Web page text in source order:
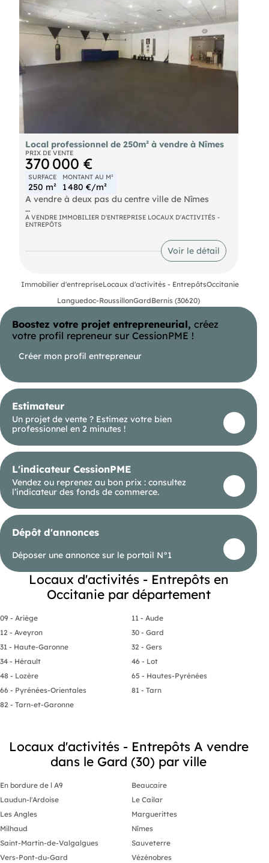
Local professionnel de 250m² à vendre à Nîmes
PRIX DE VENTE
370 000 €
SURFACE
250 m²
MONTANT AU M²
1 480 €/m²
A vendre à deux pas du centre ville de Nîmes
Un local professionnel de 206 m² avec une
mezzanine de 45m² anciennement utilisé comme
logement par les propriétaires actuels.
Il est constitué d'une salle principale de 110 m², de
A l'étage 45 m² pouvant être transformé en
habitation.
La parcelle est situé dans une zone mixte, il est
possible de transformer le local en logements.
A VENDRE IMMOBILIER D'ENTREPRISE LOCAUX D'ACTIVITÉS -
ENTREPÔTS
Voir le détail
Immobilier d'entrepriseLocaux d'activités - EntrepôtsOccitanie
Languedoc-RoussillonGardBernis (30620)
Boostez votre projet entrepreneurial, créez
votre profil repreneur sur CessionPME !
Créer mon profil entrepreneur
Estimateur
Un projet de vente ? Estimez votre bien
professionnel en 2 minutes !
L'indicateur CessionPME
Vendez ou reprenez au bon prix : consultez
l’indicateur des fonds de commerce.
Dépôt d'annonces
Déposer une annonce sur le portail N°1
Locaux d'activités - Entrepôts en
Occitanie par département
09 - Ariège
11 - Aude
12 - Aveyron
30 - Gard
31 - Haute-Garonne
32 - Gers
34 - Hérault
46 - Lot
48 - Lozère
65 - Hautes-Pyrénées
66 - Pyrénées-Orientales
81 - Tarn
82 - Tarn-et-Garonne
Locaux d'activités - Entrepôts A vendre
dans le Gard (30) par ville
En bordure de l A9
Beaucaire
Laudun-l'Ardoise
Le Cailar
Les Angles
Marguerittes
Milhaud
Nîmes
Saint-Martin-de-Valgalgues
Sauveterre
Vers-Pont-du-Gard
Vézénobres